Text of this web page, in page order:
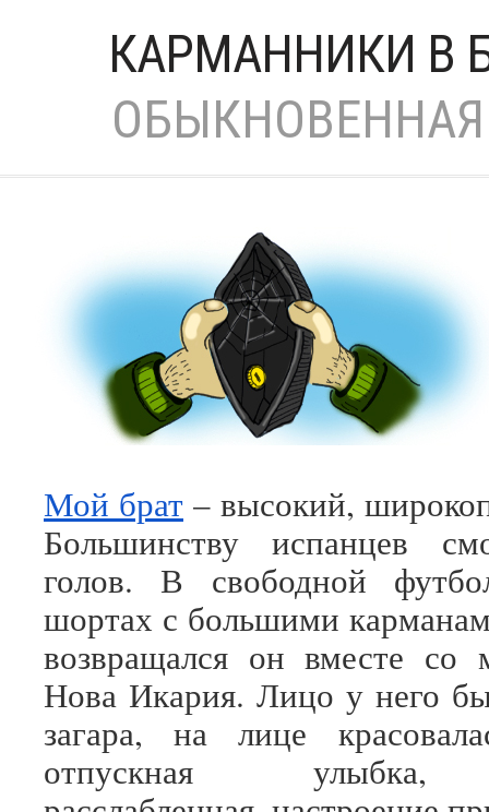
КАРМАННИКИ В
Мой брат – высокий,
Большинству испанцев
голов. В свободной
шортах с большими
возвращался он вместе
Нова Икария. Лицо у него
загара, на лице
отпускная улыбка,